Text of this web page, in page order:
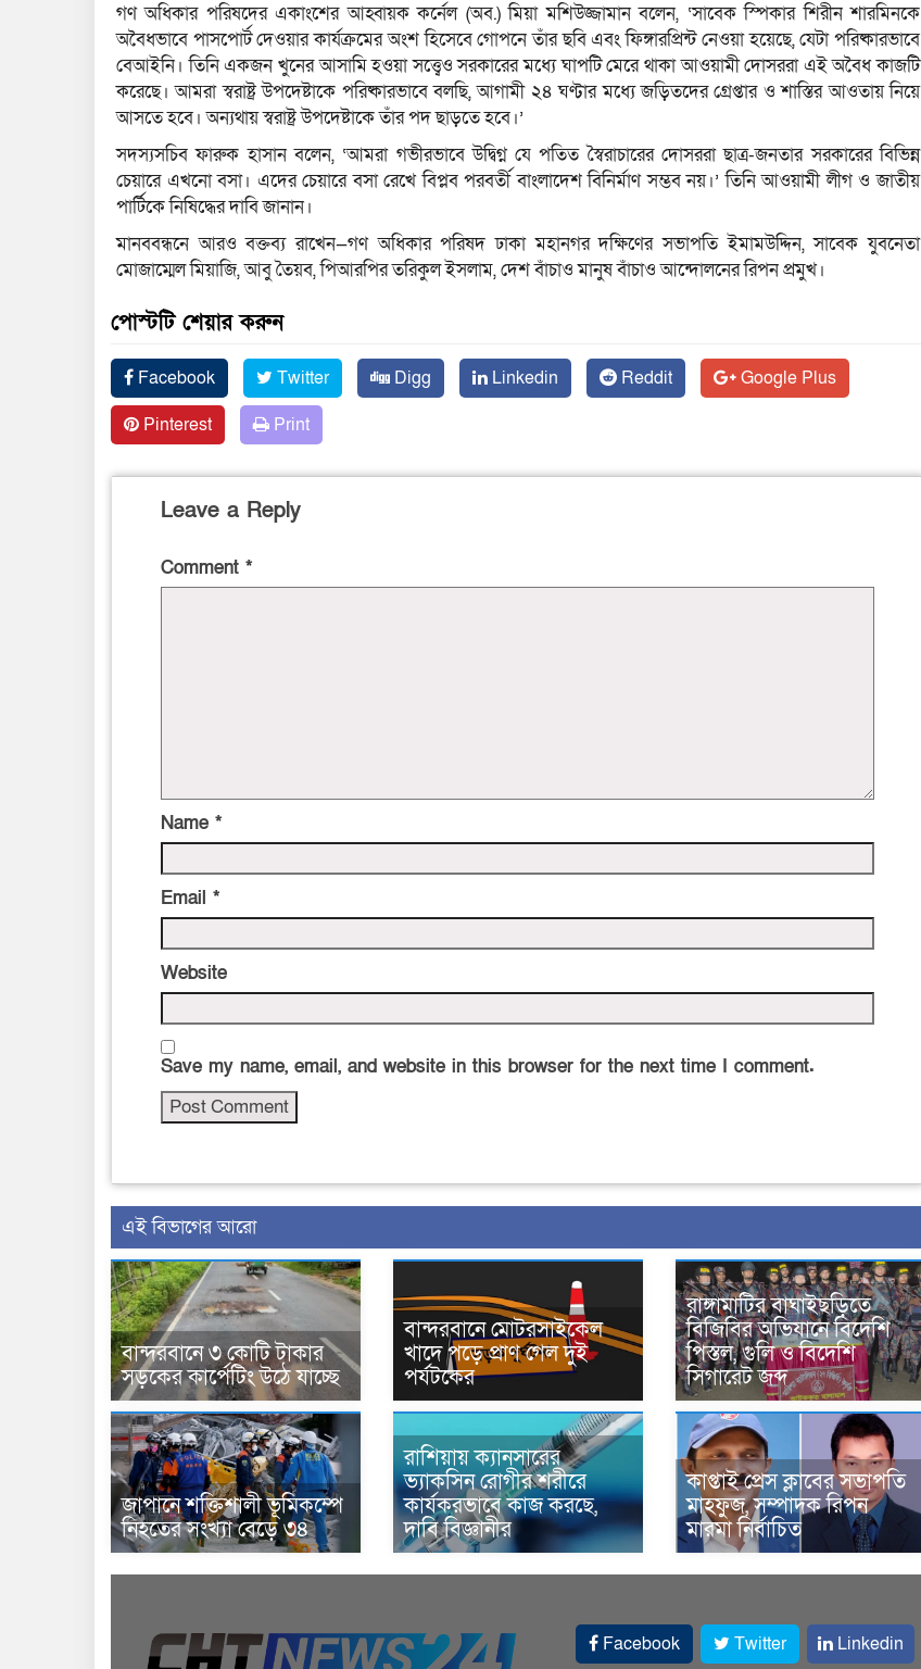
গণ অধিকার পরিষদের একাংশের আহ্বায়ক কর্নেল (অব.) মিয়া মশিউজ্জামান বলেন, ‘সাবেক স্পিকার শিরীন শারমিনকে
অবৈধভাবে পাসপোর্ট দেওয়ার কার্যক্রমের অংশ হিসেবে গোপনে তাঁর ছবি এবং ফিঙ্গারপ্রিন্ট নেওয়া হয়েছে, যেটা পরিষ্কারভাবে
বেআইনি। তিনি একজন খুনের আসামি হওয়া সত্ত্বেও সরকারের মধ্যে ঘাপটি মেরে থাকা আওয়ামী দোসররা এই অবৈধ কাজটি
করেছে। আমরা স্বরাষ্ট্র উপদেষ্টাকে পরিষ্কারভাবে বলছি, আগামী ২৪ ঘণ্টার মধ্যে জড়িতদের গ্রেপ্তার ও শাস্তির আওতায় নিয়ে
আসতে হবে। অন্যথায় স্বরাষ্ট্র উপদেষ্টাকে তাঁর পদ ছাড়তে হবে।’
সদস্যসচিব ফারুক হাসান বলেন, ‘আমরা গভীরভাবে উদ্বিগ্ন যে পতিত স্বৈরাচারের দোসররা ছাত্র-জনতার সরকারের বিভিন্ন
চেয়ারে এখনো বসা। এদের চেয়ারে বসা রেখে বিপ্লব পরবর্তী বাংলাদেশ বিনির্মাণ সম্ভব নয়।’ তিনি আওয়ামী লীগ ও জাতীয়
পার্টিকে নিষিদ্ধের দাবি জানান।
মানববন্ধনে আরও বক্তব্য রাখেন—গণ অধিকার পরিষদ ঢাকা মহানগর দক্ষিণের সভাপতি ইমামউদ্দিন, সাবেক যুবনেতা
মোজাম্মেল মিয়াজি, আবু তৈয়ব, পিআরপির তরিকুল ইসলাম, দেশ বাঁচাও মানুষ বাঁচাও আন্দোলনের রিপন প্রমুখ।
পোস্টটি শেয়ার করুন
Facebook Twitter Digg Linkedin Reddit
Google Plus
Pinterest
Print
Leave a Reply
Comment *
Name *
Email *
Website
Save my name, email, and website in this browser for the next time I comment.
এই বিভাগের আরো
বান্দরবানে ৩ কোটি টাকার
সড়কের কার্পেটিং উঠে যাচ্ছে
বান্দরবানে মোটরসাইকেল
খাদে পড়ে প্রাণ গেল দুই
পর্যটকের
রাঙ্গামাটির বাঘাইছড়িতে
বিজিবির অভিযানে বিদেশি
পিস্তল, গুলি ও বিদেশি
সিগারেট জব্দ
জাপানে শক্তিশালী ভূমিকম্পে
নিহতের সংখ্যা বেড়ে ৩৪
রাশিয়ায় ক্যানসারের
ভ্যাকসিন রোগীর শরীরে
কার্যকরভাবে কাজ করছে,
দাবি বিজ্ঞানীর
কাপ্তাই প্রেস ক্লাবের সভাপতি
মাহফুজ, সম্পাদক রিপন
মারমা নির্বাচিত
Facebook Twitter Linkedin